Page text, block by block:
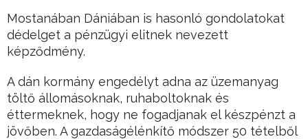
Mostanában Dániában is hasonló gondolatokat
dédelget a pénzügyi elitnek nevezett
képződmény.
A dán kormány engedélyt adna az üzemanyag
töltő állomásoknak, ruhaboltoknak és
éttermeknek, hogy ne fogadjanak el készpénzt a
jövőben. A gazdaságélénkítő módszer 50 tételből